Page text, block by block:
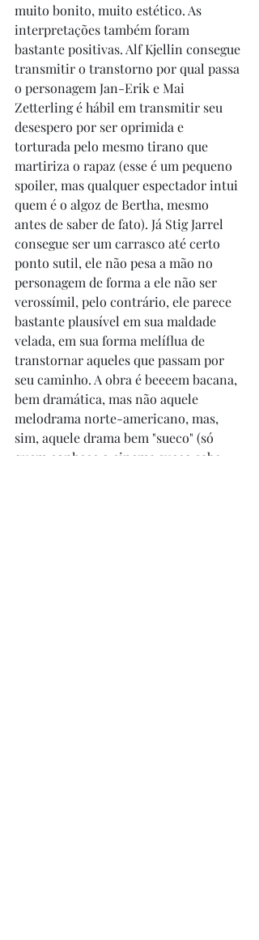
muito bonito, muito estético. As
interpretações também foram
bastante positivas. Alf Kjellin consegue
transmitir o transtorno por qual passa
o personagem Jan-Erik e Mai
Zetterling é hábil em transmitir seu
desespero por ser oprimida e
torturada pelo mesmo tirano que
martiriza o rapaz (esse é um pequeno
spoiler, mas qualquer espectador intui
quem é o algoz de Bertha, mesmo
antes de saber de fato). Já Stig Jarrel
consegue ser um carrasco até certo
ponto sutil, ele não pesa a mão no
personagem de forma a ele não ser
verossímil, pelo contrário, ele parece
bastante plausível em sua maldade
velada, em sua forma melíflua de
transtornar aqueles que passam por
seu caminho. A obra é beeeem bacana,
bem dramática, mas não aquele
melodrama norte-americano, mas,
sim, aquele drama bem "sueco" (só
quem conhece o cinema sueco sabe